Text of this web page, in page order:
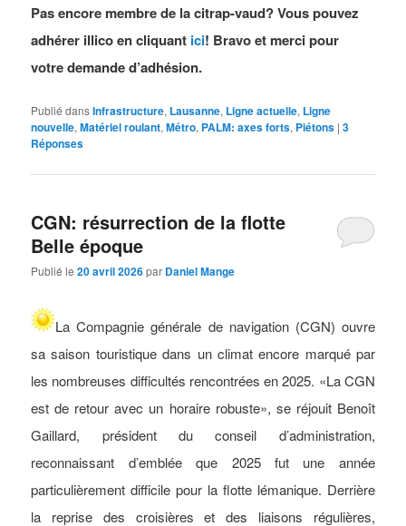
Pas encore membre de la citrap-vaud? Vous pouvez
adhérer illico en cliquant ici! Bravo et merci pour
votre demande d’adhésion.
Publié dansInfrastructure, Lausanne, Ligne actuelle, Ligne
nouvelle,Matériel roulant,Métro, PALM: axes forts, Piétons |3
Réponses
CGN: résurrection de la flotte
Belle époque
Publié le20 avril 2026par Daniel Mange
LaCompagnie générale de navigation (CGN) ouvre
sa saison touristique dans un climat encore marqué par
les nombreuses difficultés rencontrées en 2025. «La CGN
est de retour avec un horaire robuste», se réjouit Benoît
Gaillard, président du conseil d’administration,
reconnaissant d’emblée que 2025 fut une année
particulièrement difficile pour la flotte lémanique. Derrière
la reprise des croisières et des liaisons régulières,